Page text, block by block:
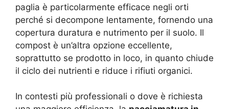
paglia è particolarmente efficace negli orti
perché si decompone lentamente, fornendo una
copertura duratura e nutrimento per il suolo. Il
compost è un’altra opzione eccellente,
soprattutto se prodotto in loco, in quanto chiude
il ciclo dei nutrienti e riduce i rifiuti organici.
In contesti più professionali o dove è richiesta